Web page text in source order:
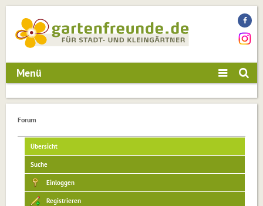
Menü
Forum
Übersicht
Suche
Einloggen
Registrieren